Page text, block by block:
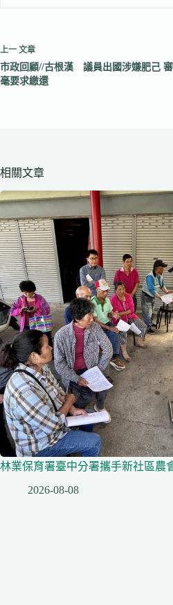
上一 文章
市政回顧//古根漢 議員出國涉嫌肥己
毫要求繳還
相關文章
林業保育署臺中分署攜手新社區農
2026-08-08